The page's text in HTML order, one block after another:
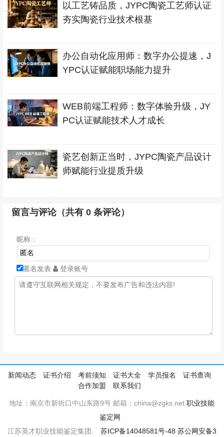
以工艺铸品质，JYPC陶瓷工艺师认证
夯实陶瓷行业技术根基
办公自动化应用师：数字办公提速，J
YPC认证赋能职场能力提升
WEB前端工程师：数字体验升级，JY
PC认证赋能技术人才成长
瓷艺创新正当时，JYPC陶瓷产品设计
师赋能行业提质升级
留言与评论（共有0 条评论）
昵称：
匿名发表 登录账号
新闻动态 证书介绍 考前须知 证书大全 学员报名
证书查询
合作加盟
联系我们
地址：南京市新街口中山东路9号 邮箱：china@zgks.net职业技能
鉴定网
江苏英才职业技能鉴定集团. 苏ICP备14048581号-48 苏公网安备3